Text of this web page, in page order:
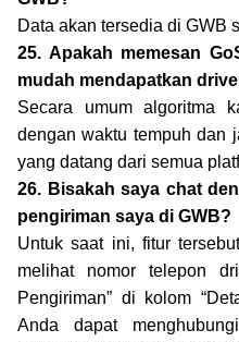
Data akan tersedia di GWB
25. Apakah memesan
mudah mendapatkan
Secara umum algoritma
dengan waktu tempuh dan
yang datang dari semua
26. Bisakah saya chat
pengiriman saya di GWB?
Untuk saat ini, fitur
melihat nomor telepon
Pengiriman” di kolom
Anda dapat